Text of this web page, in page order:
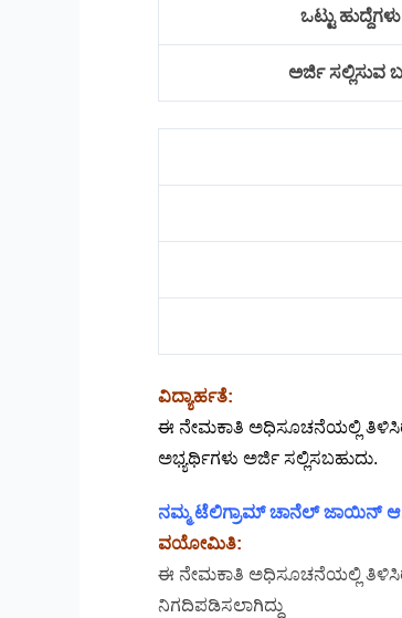
ಒಟ್ಟು ಹುದ್ದೆಗಳು
ಅರ್ಜಿ ಸಲ್ಲಿಸುವ
ವಿದ್ಯಾರ್ಹತೆ:
ಈ ನೇಮಕಾತಿ ಅಧಿಸೂಚನೆಯಲ್ಲಿ
ಅಭ್ಯರ್ಥಿಗಳು ಅರ್ಜಿ ಸಲ್ಲಿಸಬಹುದು.
ನಮ್ಮ ಟೆಲಿಗ್ರಾಮ್ ಚಾನೆಲ್ ಜಾಯಿನ್
ವಯೋಮಿತಿ:
ಈ ನೇಮಕಾತಿ ಅಧಿಸೂಚನೆಯಲ್ಲಿ
ನಿಗದಿಪಡಿಸಲಾಗಿದ್ದು